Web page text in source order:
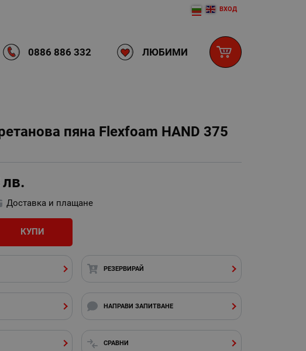
ВХОД
0886 886 332 ЛЮБИМИ
пяна Flexfoam HAND 375
лв.
Доставка и плащане
КУПИ
РЕЗЕРВИРАЙ
НАПРАВИ ЗАПИТВАНЕ
СРАВНИ